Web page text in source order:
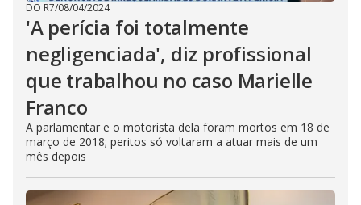
DO R7/08/04/2024
'A perícia foi totalmente
negligenciada', diz profissional
que trabalhou no caso Marielle
Franco
A parlamentar e o motorista dela foram mortos em 18 de
março de 2018; peritos só voltaram a atuar mais de um
mês depois